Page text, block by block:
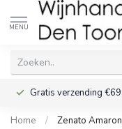
MENU
Gratis verzending
Home / Zenato